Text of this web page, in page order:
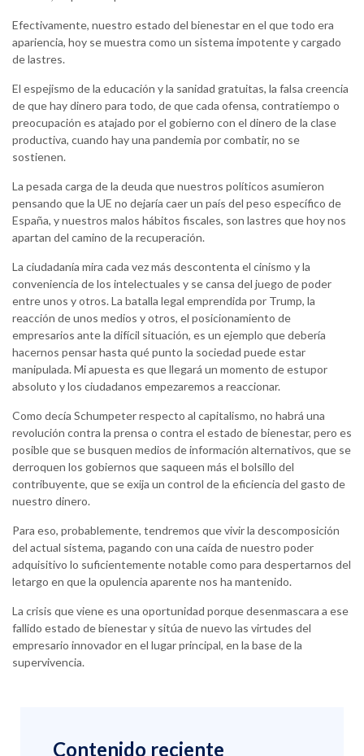
Efectivamente, nuestro estado del bienestar en el que todo era
apariencia, hoy se muestra como un sistema impotente y cargado
de lastres.
El espejismo de la educación y la sanidad gratuitas, la falsa creencia
de que hay dinero para todo, de que cada ofensa, contratiempo o
preocupación es atajado por el gobierno con el dinero de la clase
productiva, cuando hay una pandemia por combatir, no se
sostienen.
La pesada carga de la deuda que nuestros políticos asumieron
pensando que la UE no dejaría caer un país del peso específico de
España, y nuestros malos hábitos fiscales, son lastres que hoy nos
apartan del camino de la recuperación.
La ciudadanía mira cada vez más descontenta el cinismo y la
conveniencia de los intelectuales y se cansa del juego de poder
entre unos y otros. La batalla legal emprendida por Trump, la
reacción de unos medios y otros, el posicionamiento de
empresarios ante la difícil situación, es un ejemplo que debería
hacernos pensar hasta qué punto la sociedad puede estar
manipulada. Mi apuesta es que llegará un momento de estupor
absoluto y los ciudadanos empezaremos a reaccionar.
Como decía Schumpeter respecto al capitalismo, no habrá una
revolución contra la prensa o contra el estado de bienestar, pero es
posible que se busquen medios de información alternativos, que se
derroquen los gobiernos que saqueen más el bolsillo del
contribuyente, que se exija un control de la eficiencia del gasto de
nuestro dinero.
Para eso, probablemente, tendremos que vivir la descomposición
del actual sistema, pagando con una caída de nuestro poder
adquisitivo lo suficientemente notable como para despertarnos del
letargo en que la opulencia aparente nos ha mantenido.
La crisis que viene es una oportunidad porque desenmascara a ese
fallido estado de bienestar y sitúa de nuevo las virtudes del
empresario innovador en el lugar principal, en la base de la
supervivencia.
Contenido reciente